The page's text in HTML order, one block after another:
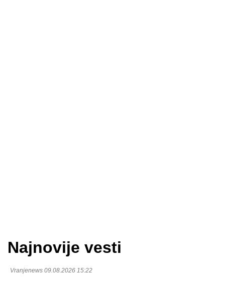
Najnovije vesti
Vranjenews 09.08.2026 15:22